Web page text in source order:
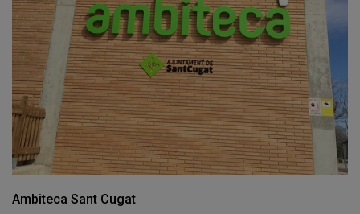
Ambiteca Sant Cugat